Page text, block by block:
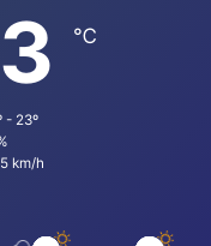
℃
- 23º
km/h